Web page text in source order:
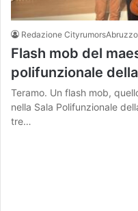
Redazione CityrumorsAbruzzo
Flash mob del
polifunzionale
Teramo. Un flash mob,
nella Sala Polifunzionale
tre…